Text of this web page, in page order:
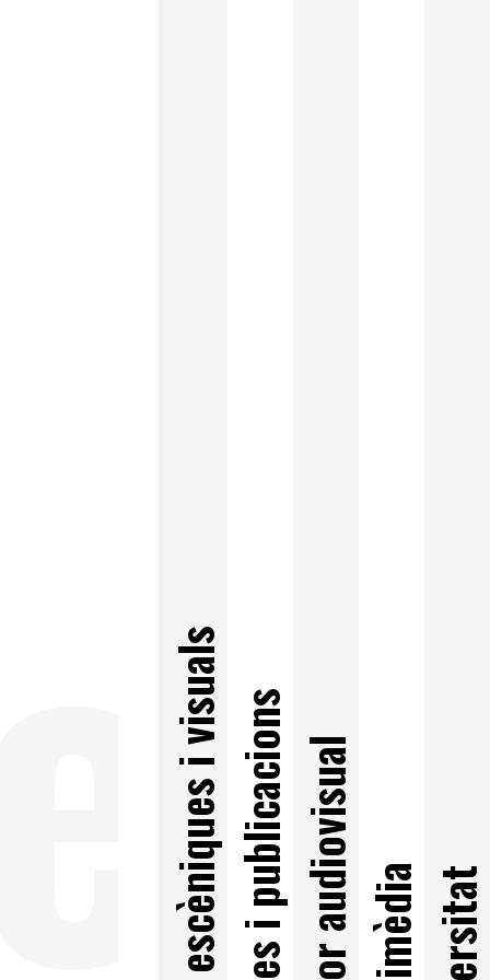
Arts escèniques i visualsLlibres i publicacionsSector audiovisual